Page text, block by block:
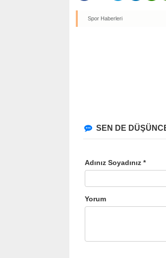
Spor Haberleri
SEN DE
Adınız Soyadınız *
Yorum